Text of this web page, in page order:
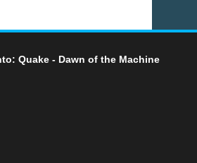
Quake - Dawn of the Machine